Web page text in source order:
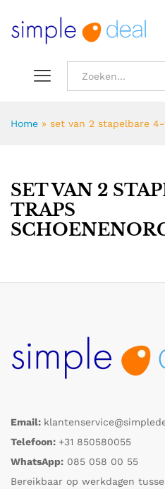
Home » set van 2 stapelbare
SET VAN 2
TRAPS
Email:
Telefoon: +31 850580055
WhatsApp: 085 058 00 55
Bereikbaar op werkdagen